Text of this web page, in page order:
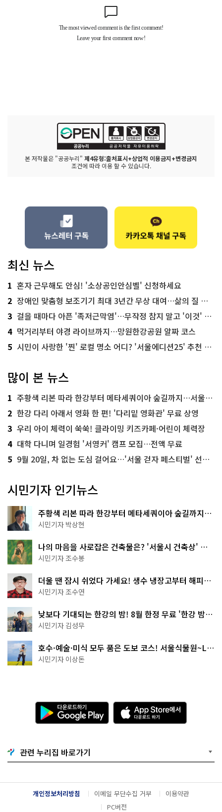
본 저작물은 "공공누리" 제4유형:출처표시+상업적 이용금지+변경금지
조건에 따라 이용 할 수 있습니다.
최신 뉴스
1 혼자 근무해도 안심! '소상공인안심벨' 신청하세요
2 장애인 맞춤형 보조기기 최대 3년간 무상 대여…삶의 질 높인다
3 걸을 때마다 아픈 '족저근막염'…무작정 참지 말고 '이것' 해보세요!
4 먹거리부터 야경 라이브까지…망원한강공원 알짜 코스
5 시민이 사랑한 '찐' 로컬 명소 어디? '서울에디션25' 추천 코스
많이 본 뉴스
1 주황색 리본 따라 한강부터 메타세쿼이아 숲길까지…서울둘레길 15코스
2 한강 다리 아래서 영화 한 편! '다리밑 영화관' 무료 상영
3 우리 아이 체력이 쑥쑥! 클라이밍 키즈카페·어린이 체력장
4 대학 다니며 일경험 '서영커' 캠프 모집…전액 무료
5 9월 20일, 차 없는 도심 걸어요…'서울 걷자 페스티벌' 선착순 5천명
시민기자 인기뉴스
주황색 리본 따라 한강부터 메타세쿼이아 숲길까지…
서울둘레길 15코스
시민기자 박상현
나의 마음을 사로잡은 건축물은? '서울시 건축상' 수
상작 공개!
시민기자 조수봉
더울 땐 잠시 쉬었다 가세요! 생수 냉장고부터 해피소
·무더위쉼터까지
시민기자 조수연
낮보다 기대되는 한강의 밤! 8월 한정 무료 '한강 밤
핑' 예약은?
시민기자 김성무
호수·예술·미식 모두 품은 도보 코스! 서울식물원~LG
아트센터~마곡테라스거리
시민기자 이상돈
다
운
로
기
G
o
g
l
e
A
p
p
e
서
다
운
관련 누리집 바로가기
개인정보처리방침 이메일 무단수집 거부
이용약관
PC버전